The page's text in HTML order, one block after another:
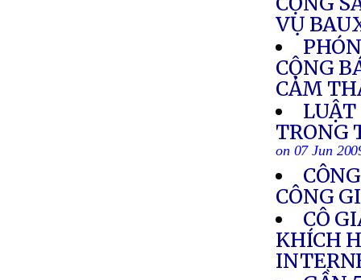
VỤ
CỘNG
CẢM
TRONG
on 07 Jun
CÔNG
CÔ
KHÍCH